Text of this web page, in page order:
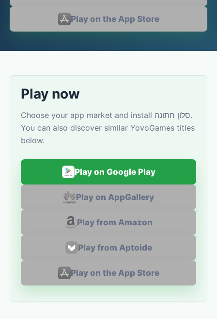
Play on the App Store
Play now
Choose your app market and install סלון חתונה.
You can also discover similar YovoGames titles
below.
Play on Google Play
Play on AppGallery
Play from Amazon
Play from Aptoide
Play on the App Store